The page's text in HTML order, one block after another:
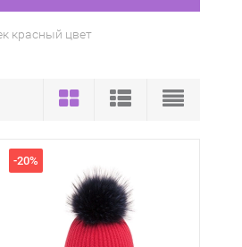
красный цвет
-20%